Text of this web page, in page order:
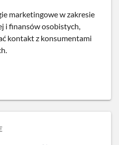
marketingowe w zakresie
i finansów osobistych,
kontakt z konsumentami